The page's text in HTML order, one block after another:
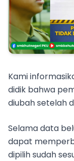
Kami
didik bahwa
diubah setelah
Selama data
dapat
dipilih sudah